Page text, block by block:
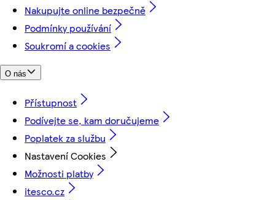
Nakupujte online bezpečně
Podmínky používání
Soukromí a cookies
O nás
Přístupnost
Podívejte se, kam doručujeme
Poplatek za službu
Nastavení Cookies
Možnosti platby
itesco.cz